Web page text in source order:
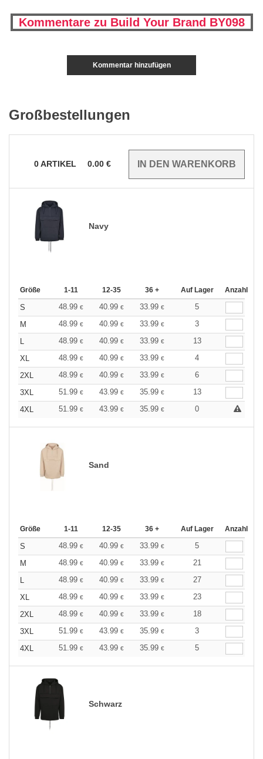
Kommentare zu Build Your Brand BY098
Kommentar hinzufügen
Großbestellungen
0ARTIKEL 0.00 €
Navy
Größe 1-11 12-35 36 + Auf Lager Anzahl
S 48.99 € 40.99 € 33.99 €
5
M
48.99 € 40.99 € 33.99 €
3
48.99 € 40.99 € 33.99 €
13
XL
48.99 € 40.99 € 33.99 €
4
2XL
48.99 € 40.99 € 33.99 €
6
3XL
51.99 € 43.99 € 35.99 €
13
4XL
51.99 € 43.99 € 35.99 € 0
Sand
Größe 1-11 12-35 36 + Auf Lager Anzahl
S 48.99 € 40.99 € 33.99 €
5
M
48.99 € 40.99 € 33.99 €
21
48.99 € 40.99 € 33.99 €
27
XL
48.99 € 40.99 € 33.99 €
23
2XL
48.99 € 40.99 € 33.99 €
18
3XL
51.99 € 43.99 € 35.99 €
3
4XL
51.99 € 43.99 € 35.99 € 5
Schwarz